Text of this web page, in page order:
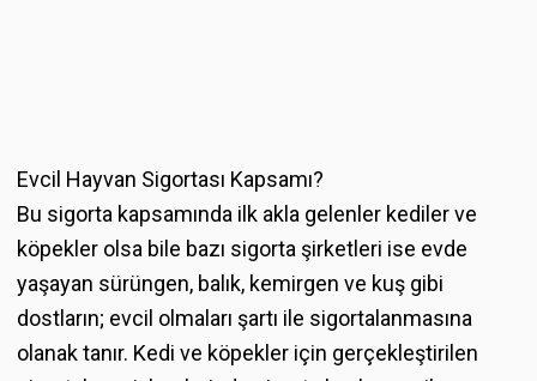
Evcil Hayvan Sigortası Kapsamı?
Bu sigorta kapsamında ilk akla gelenler kediler ve
köpekler olsa bile bazı sigorta şirketleri ise evde
yaşayan sürüngen, balık, kemirgen ve kuş gibi
dostların; evcil olmaları şartı ile sigortalanmasına
olanak tanır. Kedi ve köpekler için gerçekleştirilen